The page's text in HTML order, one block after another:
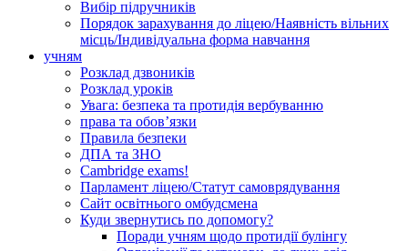
Вибір підручників
Порядок зарахування до ліцею/Наявність вільних
місць/Індивідуальна форма навчання
учням
Розклад дзвоників
Розклад уроків
Увага: безпека та протидія вербуванню
права та обов’язки
Правила безпеки
ДПА та ЗНО
Cambridge exams!
Парламент ліцею/Статут самоврядування
Сайт освітнього омбудсмена
Куди звернутись по допомогу?
Поради учням щодо протидії булінгу